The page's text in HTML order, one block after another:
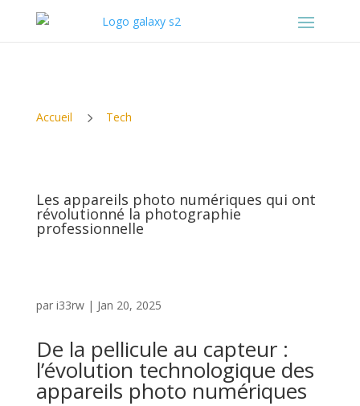
Accueil 5 Tech
Les appareils photo numériques qui ont
révolutionné la photographie
professionnelle
par i33rw| Jan 20, 2025
De la pellicule au capteur :
l’évolution technologique des
appareils photo numériques